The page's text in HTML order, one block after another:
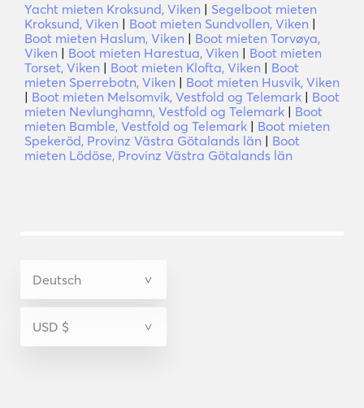
Yacht mieten Kroksund, Viken | Segelboot mieten
Kroksund, Viken | Boot mieten Sundvollen, Viken |
Boot mieten Haslum, Viken | Boot mieten Torvøya,
Viken | Boot mieten Harestua, Viken | Boot mieten
Torset, Viken | Boot mieten Klofta, Viken | Boot
mieten Sperrebotn, Viken | Boot mieten Husvik, Viken
| Boot mieten Melsomvik, Vestfold og Telemark | Boot
mieten Nevlunghamn, Vestfold og Telemark | Boot
mieten Bamble, Vestfold og Telemark | Boot mieten
Spekeröd, Provinz Västra Götalands län | Boot
mieten Lödöse, Provinz Västra Götalands län